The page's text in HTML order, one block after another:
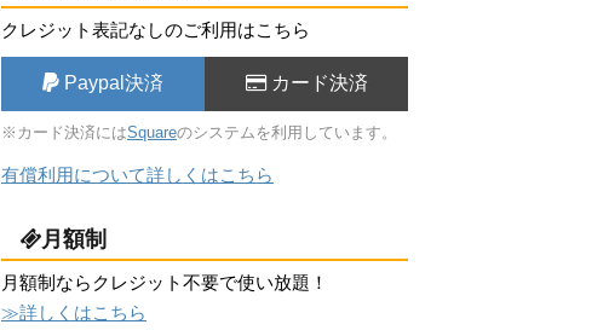
クレジット表記なしのご利用はこちら
Paypal決済 カード決済
※カード決済にはSquareのシステムを利用しています。
有償利用について詳しくはこちら
月額制
月額制ならクレジット不要で使い放題！
≫詳しくはこちら